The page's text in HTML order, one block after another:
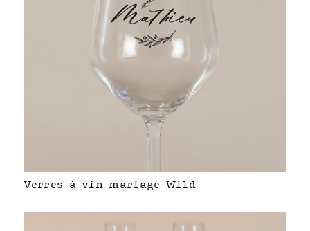
Verres à vin mariage Wild